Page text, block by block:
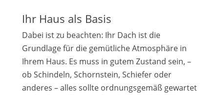
Ihr Haus als Basis
Dabei ist zu beachten: Ihr Dach ist die
Grundlage für die gemütliche Atmosphäre in
Ihrem Haus. Es muss in gutem Zustand sein, –
ob Schindeln, Schornstein, Schiefer oder
anderes – alles sollte ordnungsgemäß gewartet